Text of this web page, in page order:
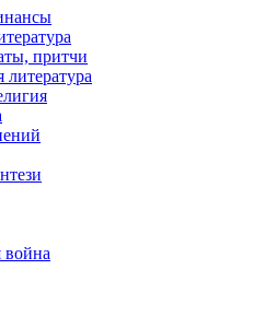
притчи
литература
война